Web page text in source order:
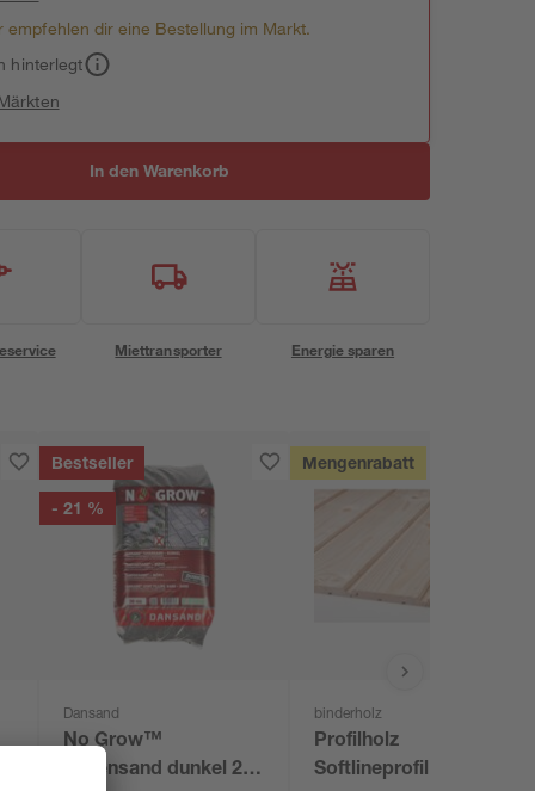
empfehlen dir eine Bestellung im Markt.
hinterlegt
In den Warenkorb
Miettransporter Energie sparen
Bestseller
- 21 %
Dansand
No Grow™
Fugensand dunkel 20
Mengenrabatt
binderholz
Profilholz
Softlineprofil